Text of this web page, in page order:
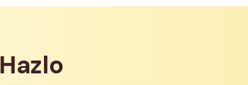
Hazlo